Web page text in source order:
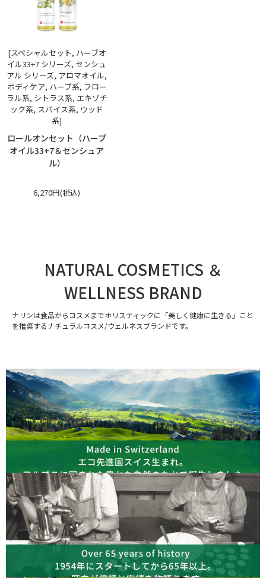
[スペシャルセット, ハーブオ
イル33+7 シリーズ, センシュ
アル シリーズ, アロマオイル,
ボディケア, ハーブ系, フロー
ラル系, シトラス系, エキゾチ
ック系, スパイス系, ウッド
系]
ロールオンセット（ハーブ
オイル33+7＆センシュア
ル）
6,270円(税込)
NATURAL COSMETICS ＆
WELLNESS BRAND
ナリンは食品からコスメまでホリスティックに「美しく健康に生きる」こと
を推奨するナチュラルコスメ/ウェルネスブランドです。